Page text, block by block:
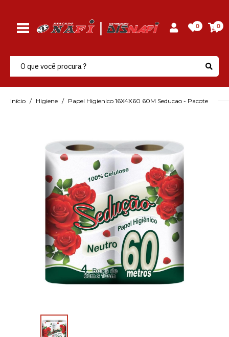
0 0
Início Higiene Papel Higienico 16X4X60 60M Seducao - Pacote